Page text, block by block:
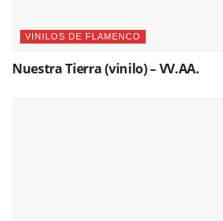
VINILOS DE FLAMENCO
Nuestra Tierra (vinilo) – VV.AA.